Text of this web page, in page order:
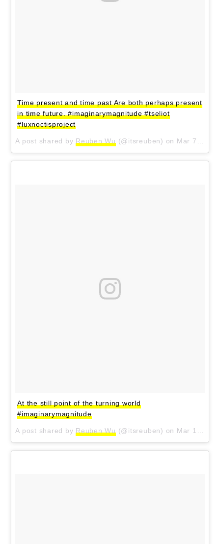
Time present and time past Are both perhaps present
in time future. #imaginarymagnitude #tseliot
#luxnoctisproject
A post shared by Reuben Wu (@itsreuben) on Mar 7, 2018 at 5:23am PST
At the still point of the turning world
#imaginarymagnitude
A post shared by Reuben Wu (@itsreuben) on Mar 1, 2018 at 11:22am PST